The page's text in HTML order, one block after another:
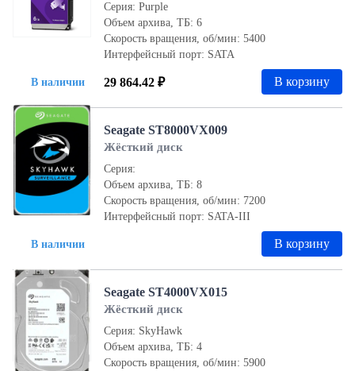
В наличии
Серия: Purple
Объем архива, ТБ: 6
Скорость вращения, об/мин: 5400
Интерфейсный порт: SATA
29 864.42 ₽ В корзину
В наличии
Seagate ST8000VX009
Жёсткий диск
Серия:
Объем архива, ТБ: 8
Скорость вращения, об/мин: 7200
Интерфейсный порт: SATA-III
В корзину
Seagate ST4000VX015
Жёсткий диск
Серия: SkyHawk
Объем архива, ТБ: 4
Скорость вращения, об/мин: 5900